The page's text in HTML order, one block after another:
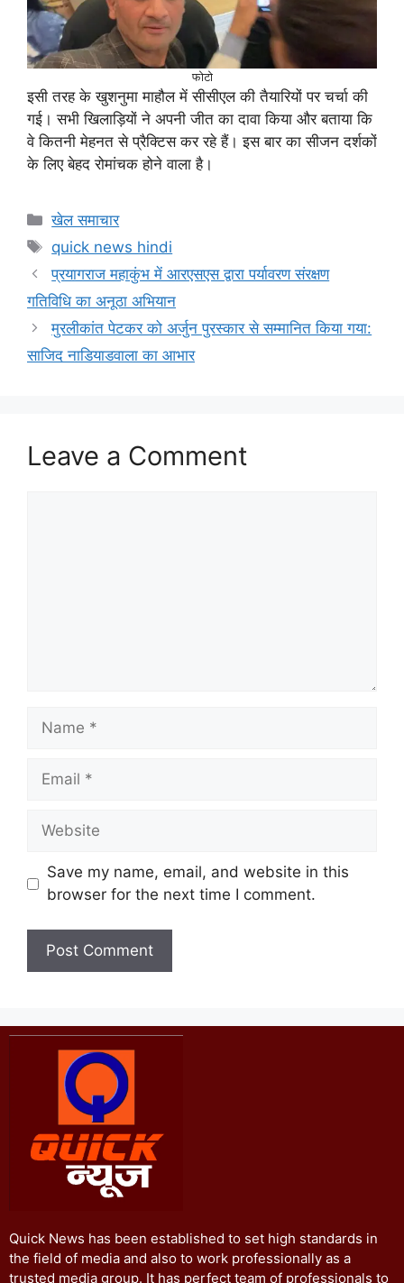
फोटो
इसी तरह के खुशनुमा माहौल में सीसीएल की तैयारियों पर चर्चा की
गई। सभी खिलाड़ियों ने अपनी जीत का दावा किया और बताया कि
वे कितनी मेहनत से प्रैक्टिस कर रहे हैं। इस बार का सीजन दर्शकों
के लिए बेहद रोमांचक होने वाला है।
खेल समाचार
quick news hindi
प्रयागराज महाकुंभ में आरएसएस द्वारा पर्यावरण संरक्षण
गतिविधि का अनूठा अभियान
मुरलीकांत पेटकर को अर्जुन पुरस्कार से सम्मानित किया गया:
साजिद नाडियाडवाला का आभार
Leave a Comment
Save my name, email, and website in this
browser for the next time I comment.
Quick News has been established to set high standards in
the field of media and also to work professionally as a
trusted media group. It has perfect team of professionals to